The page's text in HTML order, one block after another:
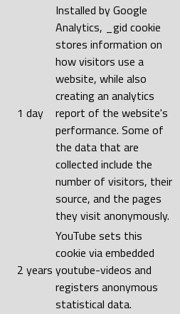
1 day
Installed by Google
Analytics, _gid cookie
stores information on
how visitors use a
website, while also
creating an analytics
report of the website's
performance. Some of
the data that are
collected include the
number of visitors, their
source, and the pages
they visit anonymously.
2 years
YouTube sets this
cookie via embedded
youtube-videos and
registers anonymous
statistical data.